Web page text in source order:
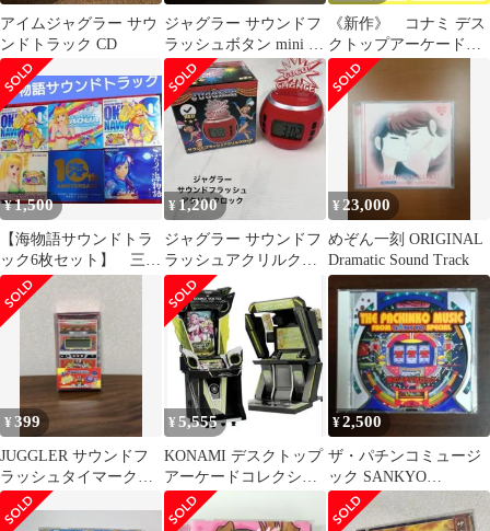
アイムジャグラー サウ
ンドトラック CD
ジャグラー サウンドフ
ラッシュボタン mini ラ
バーバンド付き ピンク
《新作》 コナミ デス
クトップアーケードコ
レクション 2種セット
¥1,500
【海物語サウンドトラ
ック6枚セット】 三洋
物産
¥ 1,200
ジャグラー サウンドフ
ラッシュアクリルクロ
ック RED
¥23,000
めぞん一刻 ORIGINAL
Dramatic Sound Track
¥399
JUGGLER サウンドフ
ラッシュタイマークロ
ック mini
¥ 5,555
KONAMI デスクトップ
アーケードコレクショ
ン 2種セット
¥2,500
ザ・パチンコミュージ
ック SANKYO
SPECIAL～愛のパチパ
チロック